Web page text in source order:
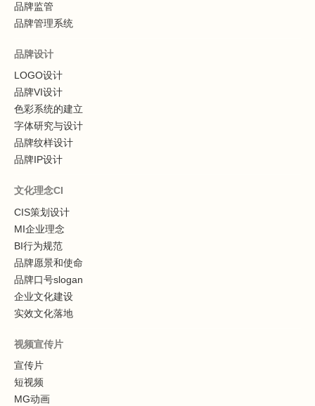
品牌监管
品牌管理系统
品牌设计
LOGO设计
品牌VI设计
色彩系统的建立
字体研究与设计
品牌纹样设计
品牌IP设计
文化理念CI
CIS策划设计
MI企业理念
BI行为规范
品牌愿景和使命
品牌口号slogan
企业文化建设
实效文化落地
视频宣传片
宣传片
短视频
MG动画